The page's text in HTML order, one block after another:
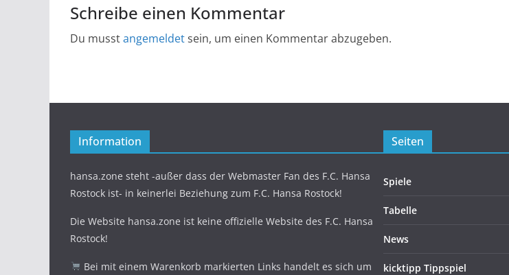
Schreibe einen Kommentar
Du musstangemeldetsein, um einen Kommentar abzugeben.
Information
hansa.zone steht -außer dass der Webmaster Fan des F.C. Hansa
Rostock ist- in keinerlei Beziehung zum F.C. Hansa Rostock!
Die Website hansa.zone ist keine offizielle Website des F.C. Hansa
Rostock!
Bei mit einem Warenkorb markierten Links handelt es sich um
Seiten
Spiele
Tabelle
News
kicktipp Tippspiel